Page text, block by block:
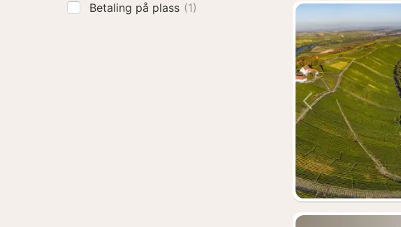
Forrige bilde
Betaling på plass (1)